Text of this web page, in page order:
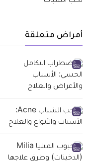
أمراض متعلقة